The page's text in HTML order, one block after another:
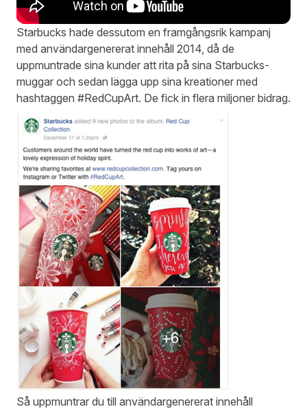
Starbucks hade dessutom en framgångsrik kampanj
med användargenererat innehåll 2014, då de
uppmuntrade sina kunder att rita på sina Starbucks-
muggar och sedan lägga upp sina kreationer med
hashtaggen #RedCupArt. De fick in flera miljoner bidrag.
Så uppmuntrar du till användargenererat innehåll